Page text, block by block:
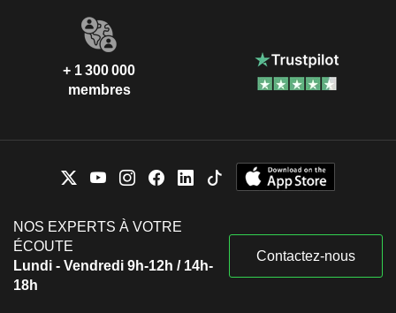
+ 1 300 000
membres
NOS EXPERTS À VOTRE
ÉCOUTE
Lundi - Vendredi 9h-12h / 14h-
18h
Contactez-nous